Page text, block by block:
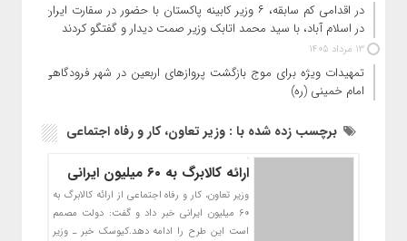
در اقدامی کم سابقه، ۶ وزیر کابینه پاکستان با حضور در سفارت ایران
در اسلام آباد، با سید محمد اتابک وزیر صمت دیدار و گفتگو کردند
13 مرداد 1405
تمهیدات ویژه برای موج بازگشت پروازهای اربعین در شهر فرودگاهی
امام خمینی (ره)
برچسب زده شده با : وزیر تعاون، کار و رفاه اجتماعی
ارائه کالابرگ به ۶۰ میلیون ایرانی
وزیر تعاون، کار و رفاه اجتماعی از ارائه کالابرگ به
۶۰ میلیون ایرانی خبر داد و گفت: دولت مصمم
است این طرح را ادامه دهد.کیوسک خبر ـ وزیر